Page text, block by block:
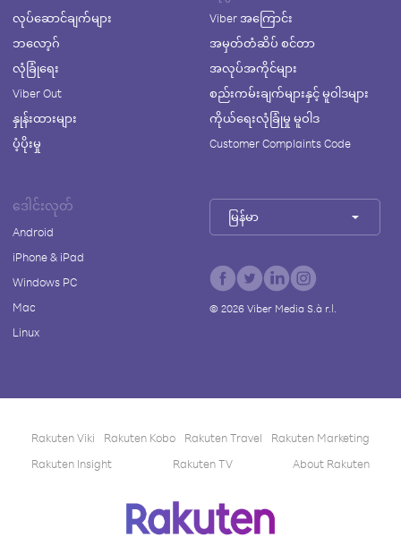
လုပ်ဆောင်ချက်များ
ဘလော့ဂ်
လုံခြုံရေး
Viber Out
နှုန်းထားများ
ပံ့ပိုးမှု
Viber အကြောင်း
အမှတ်တံဆိပ် စင်တာ
အလုပ်အကိုင်များ
စည်းကမ်းချက်များနှင့် မူဝါဒများ
ကိုယ်ရေးလုံခြုံမှု မူဝါဒ
Customer Complaints Code
ဒေါင်းလုတ်
Android
iPhone & iPad
Windows PC
Mac
Linux
မြန်မာ
© 2026Viber Media S.à r.l.
Rakuten Viki Rakuten Kobo Rakuten Travel
Rakuten Marketing
Rakuten Insight
Rakuten TV About Rakuten